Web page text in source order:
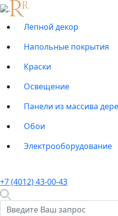
Лепной декор
Напольные покрытия
Краски
Освещение
Панели из массива
Обои
Электрооборудование
+7 (4012) 43-00-43